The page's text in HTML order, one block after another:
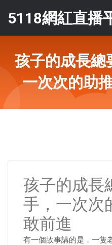
5118網紅直播
孩子的成長總
一次次的助
孩子的成長
手，一次次
敢前進
有一個故事講的是，一隻